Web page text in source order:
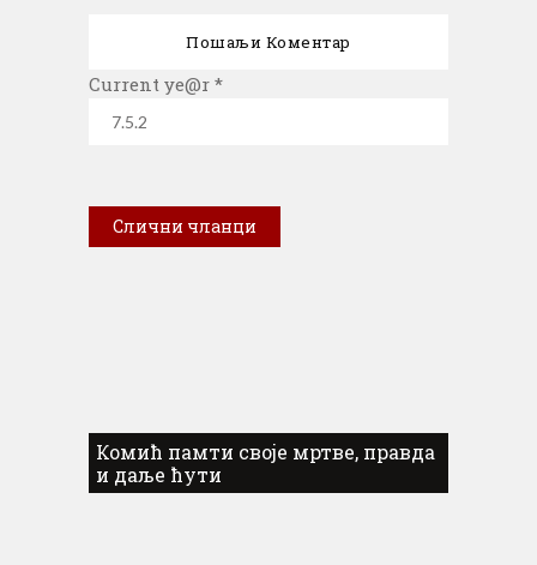
Current ye@r *
Слични чланци
Комић памти своје мртве, правда
и даље ћути